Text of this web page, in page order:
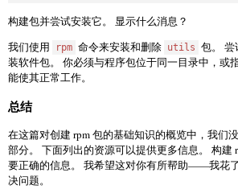
构建包并尝试安装它。 显示什么消息？
我们使用
rpm 命令来安装和删除 utils 包。 尝
装软件包。 你必须与程序包位于同一目录中，或
能使其正常工作。
总结
在这篇对创建 rpm 包的基础知识的概览中，我们
部分。 下面列出的资源可以提供更多信息。 构建
要正确的信息。 我希望这对你有所帮助——我花
决问题。